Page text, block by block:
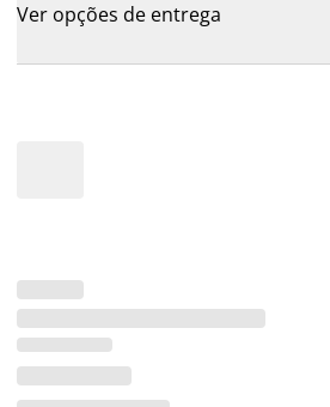
Ver opções de entrega